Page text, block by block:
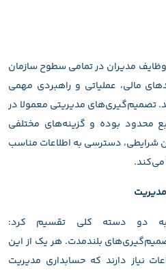
مدیران در تمامی سطوح سازمان
مالی، عملیاتی و راهبردی مهمی
تصمیم‌گیری‌های مدیریتی معمولا در
محدود بوده و گزینه‌های مختلفی
شرایطی، دسترسی به اطلاعات مناسب
می‌کند.
به دو دسته کلی تقسیم کرد:
بلندمدت. هر یک از این
نیاز دارند که حسابداری مدیریت